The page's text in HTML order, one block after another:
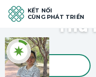
KẾT NỐI
CÙNG PHÁT TRIỂN
Thu
Đánh dấu